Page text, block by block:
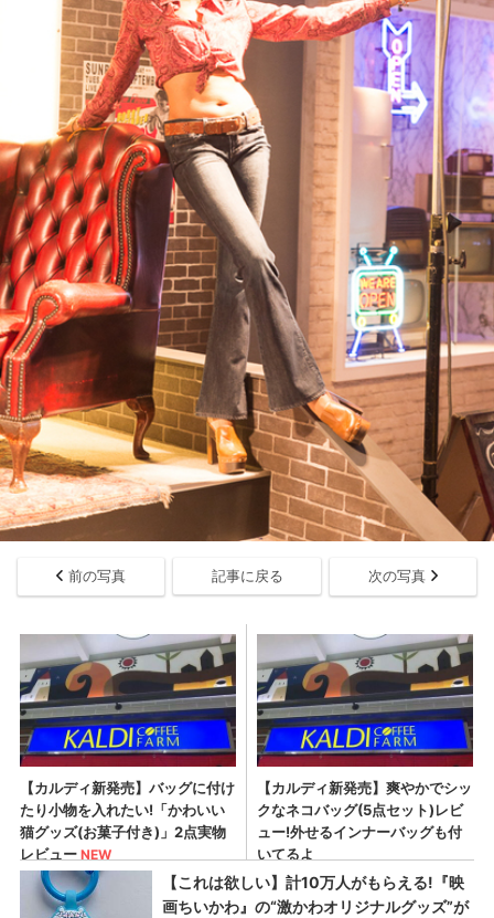
前の写真 記事に戻る 次の写真